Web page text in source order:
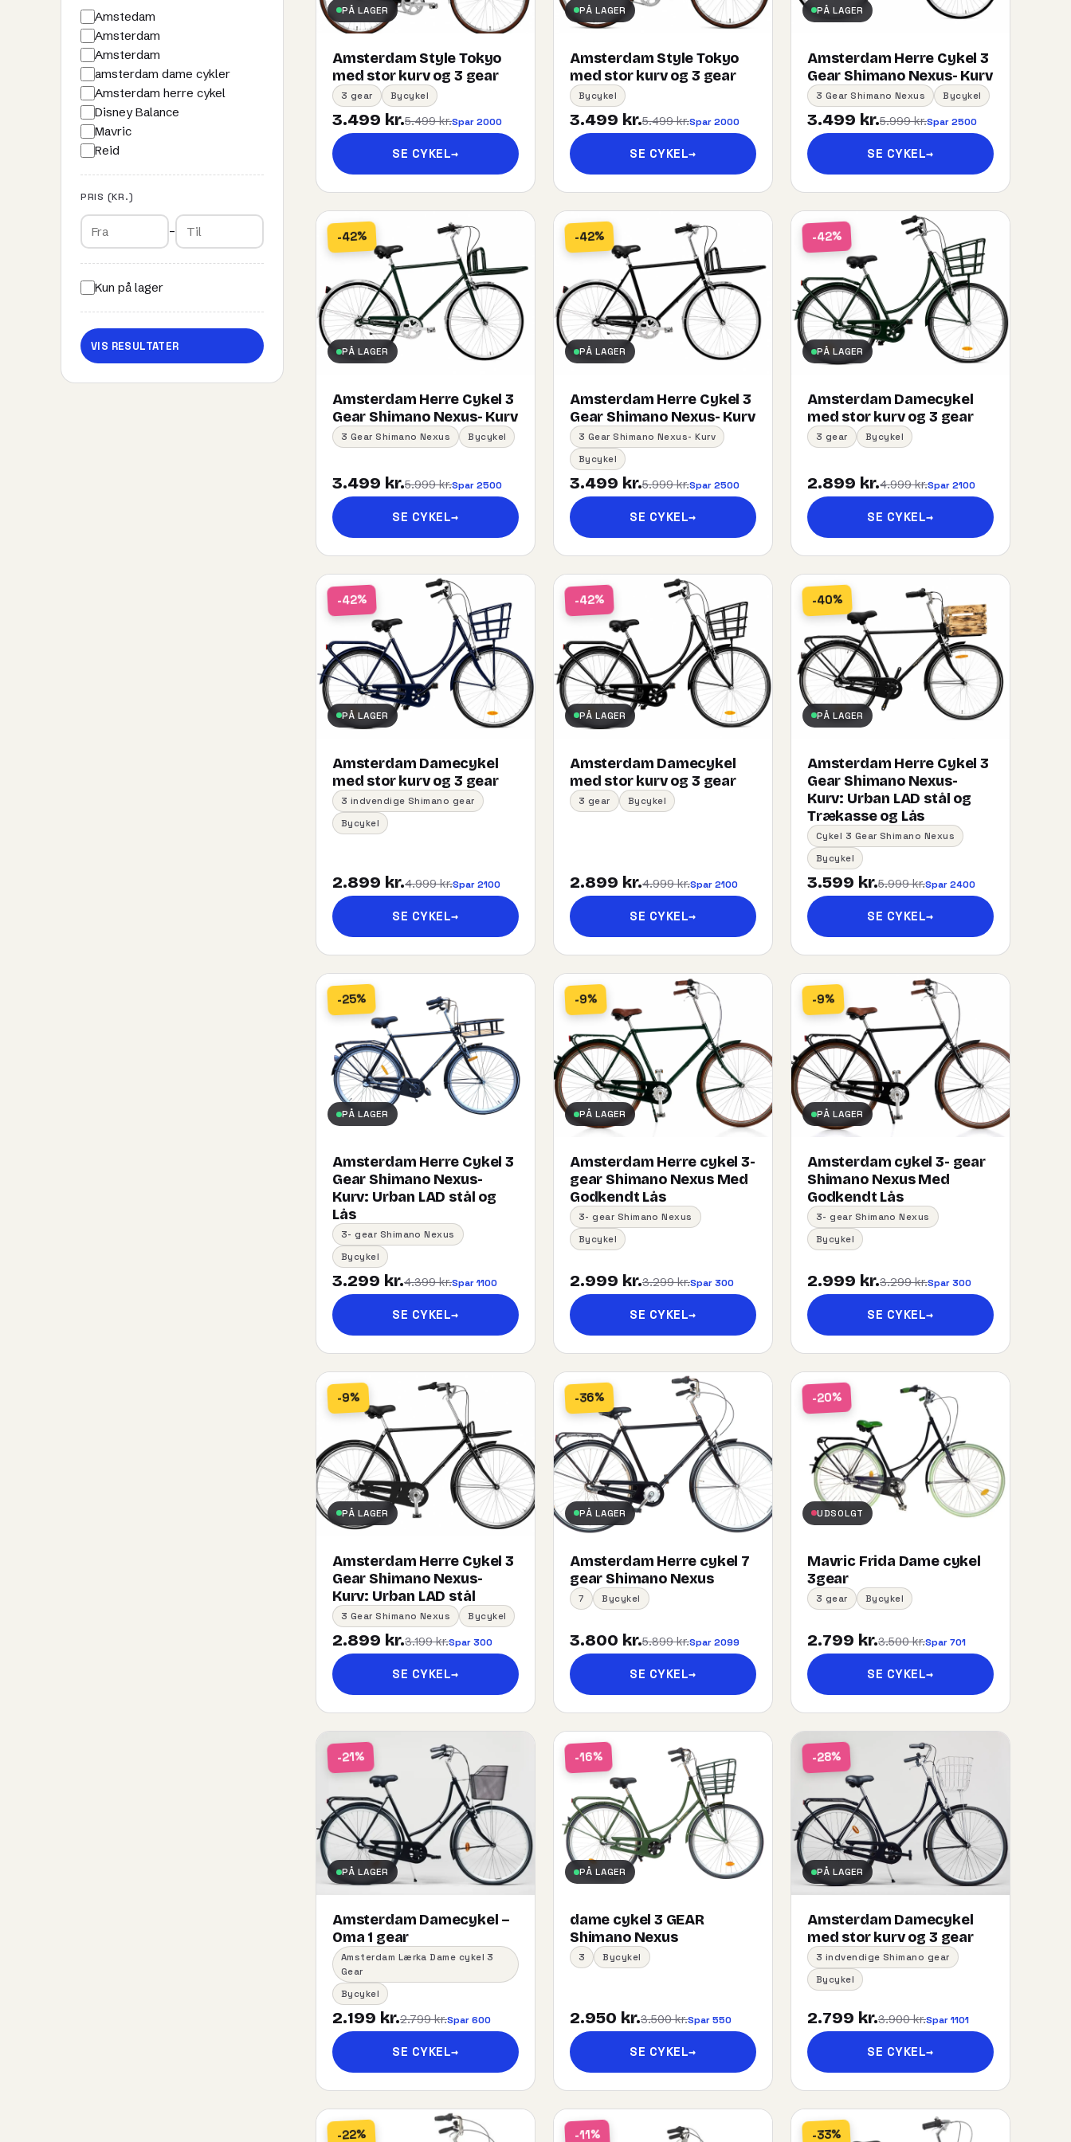
Amstedam
Amsterdam
Amsterdam
amsterdam dame cykler
Amsterdam herre cykel
Disney Balance
Mavric
Reid
PRIS (KR.)
–
Kun på lager
VIS RESULTATER
PÅ LAGER
Amsterdam Style Tokyo
med stor kurv og 3 gear
3 gear Bycykel
3.499 kr.5.499 kr.Spar 2000
SE CYKEL→
PÅ LAGER
Amsterdam Style Tokyo
med stor kurv og 3 gear
Bycykel
3.499 kr.5.499 kr.Spar 2000
SE CYKEL→
PÅ LAGER
Amsterdam Herre Cykel 3
Gear Shimano Nexus- Kurv
3 Gear Shimano Nexus Bycykel
3.499 kr.5.999 kr.Spar 2500
SE CYKEL→
-42%
PÅ LAGER
Amsterdam Herre Cykel 3
Gear Shimano Nexus- Kurv
3 Gear Shimano Nexus Bycykel
3.499 kr.5.999 kr.Spar 2500
SE CYKEL→
-42%
PÅ LAGER
Amsterdam Herre Cykel 3
Gear Shimano Nexus- Kurv
3 Gear Shimano Nexus- Kurv
Bycykel
3.499 kr.5.999 kr.Spar 2500
SE CYKEL→
-42%
PÅ LAGER
Amsterdam Damecykel
med stor kurv og 3 gear
3 gear Bycykel
2.899 kr.4.999 kr.Spar 2100
SE CYKEL→
-42%
PÅ LAGER
Amsterdam Damecykel
med stor kurv og 3 gear
3 indvendige Shimano gear
Bycykel
2.899 kr.4.999 kr.Spar 2100
SE CYKEL→
-42%
PÅ LAGER
Amsterdam Damecykel
med stor kurv og 3 gear
3 gear Bycykel
2.899 kr.4.999 kr.Spar 2100
SE CYKEL→
-40%
PÅ LAGER
Amsterdam Herre Cykel 3
Gear Shimano Nexus-
Kurv:​ ​Urban​ ​LAD​ ​stål og
Trækasse og Lås
Cykel 3 Gear Shimano Nexus
Bycykel
3.599 kr.5.999 kr.Spar 2400
SE CYKEL→
-25%
PÅ LAGER
Amsterdam Herre Cykel 3
Gear Shimano Nexus-
Kurv:​ ​Urban​ ​LAD​ ​stål og
Lås
3- gear Shimano Nexus
Bycykel
3.299 kr.4.399 kr.Spar 1100
SE CYKEL→
-9%
PÅ LAGER
Amsterdam Herre cykel 3-
gear Shimano Nexus Med
Godkendt Lås
3- gear Shimano Nexus
Bycykel
2.999 kr.3.299 kr.Spar 300
SE CYKEL→
-9%
PÅ LAGER
Amsterdam cykel 3- gear
Shimano Nexus Med
Godkendt Lås
3- gear Shimano Nexus
Bycykel
2.999 kr.3.299 kr.Spar 300
SE CYKEL→
-9%
PÅ LAGER
Amsterdam Herre Cykel 3
Gear Shimano Nexus-
Kurv:​ ​Urban​ ​LAD​ ​stål
3 Gear Shimano Nexus Bycykel
2.899 kr.3.199 kr.Spar 300
SE CYKEL→
-36%
PÅ LAGER
Amsterdam Herre cykel 7
gear Shimano Nexus
7 Bycykel
3.800 kr.5.899 kr.Spar 2099
SE CYKEL→
-20%
UDSOLGT
Mavric Frida Dame cykel
3gear
3 gear Bycykel
2.799 kr.3.500 kr.Spar 701
SE CYKEL→
-21%
PÅ LAGER
Amsterdam Damecykel –
Oma 1 gear
Amsterdam Lærka Dame cykel 3
Gear
Bycykel
2.199 kr.2.799 kr.Spar 600
SE CYKEL→
-16%
PÅ LAGER
dame cykel 3 GEAR
Shimano Nexus
3 Bycykel
2.950 kr.3.500 kr.Spar 550
SE CYKEL→
-28%
PÅ LAGER
Amsterdam Damecykel
med stor kurv og 3 gear
3 indvendige Shimano gear
Bycykel
2.799 kr.3.900 kr.Spar 1101
SE CYKEL→
-22% -11% -33%